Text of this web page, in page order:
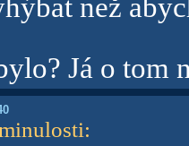
než
Já o tom
: